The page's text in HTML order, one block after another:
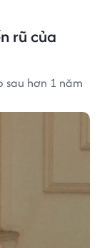
rũ của
sau hơn 1 năm